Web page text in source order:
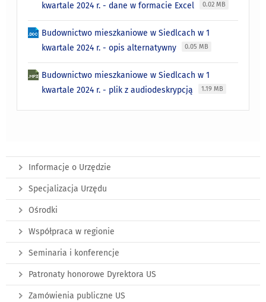
kwartale 2024 r. - dane w formacie Excel
0.02 MB
Budownictwo mieszkaniowe w Siedlcach w 1
kwartale 2024 r. - opis alternatywny
0.05 MB
Budownictwo mieszkaniowe w Siedlcach w 1
kwartale 2024 r. - plik z audiodeskrypcją
1.19 MB
Informacje o Urzędzie
Specjalizacja Urzędu
Ośrodki
Współpraca w regionie
Seminaria i konferencje
Patronaty honorowe Dyrektora US
Zamówienia publiczne US